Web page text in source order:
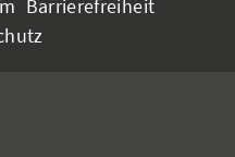
Barrierefreiheit